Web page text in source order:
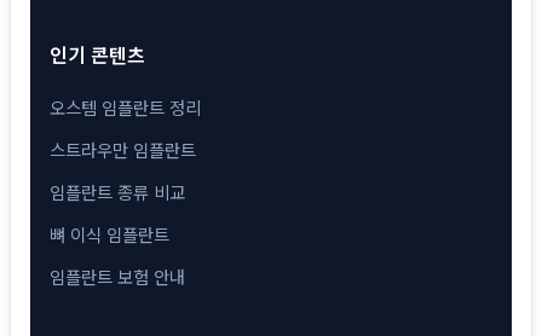
인기 콘텐츠
오스템 임플란트 정리
스트라우만 임플란트
임플란트 종류 비교
뼈 이식 임플란트
임플란트 보험 안내